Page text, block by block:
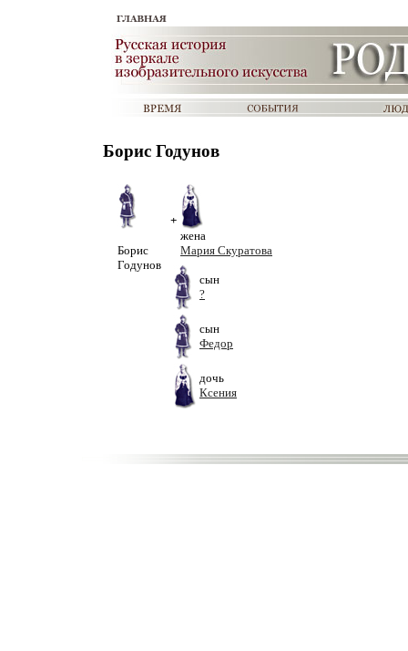
Борис Годунов
Борис
Годунов
+
жена
Мария Скуратова
сын
?
сын
Федор
дочь
Ксения